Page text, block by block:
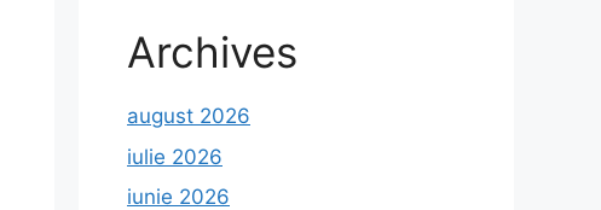
Archives
august 2026
iulie 2026
iunie 2026